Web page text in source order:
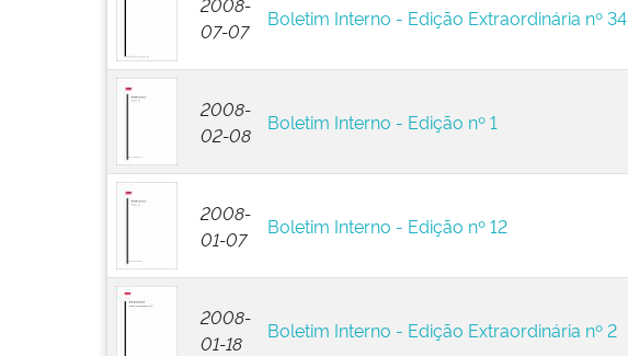
07-07
Boletim Interno - Edição Extraordinária nº 34
2008-
02-08
Boletim Interno - Edição nº 1
2008-
01-07
Boletim Interno - Edição nº 12
2008-
01-18
Boletim Interno - Edição Extraordinária nº 2